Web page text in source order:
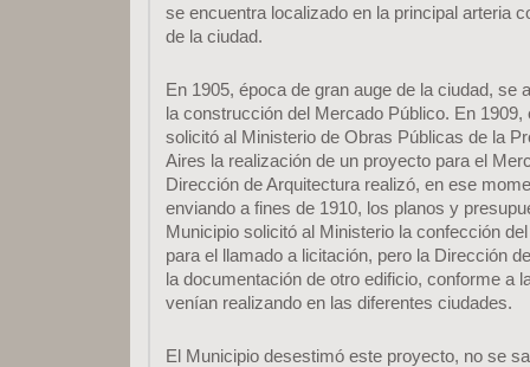
se encuentra localizado en la principal arteria
de la ciudad.
En 1905, época de gran auge de la ciudad, se
la construcción del Mercado Público. En 1909,
solicitó al Ministerio de Obras Públicas de la
Aires la realización de un proyecto para el
Dirección de Arquitectura realizó, en ese
enviando a fines de 1910, los planos y
Municipio solicitó al Ministerio la confección
para el llamado a licitación, pero la Dirección
la documentación de otro edificio, conforme a
venían realizando en las diferentes ciudades.
El Municipio desestimó este proyecto, no se